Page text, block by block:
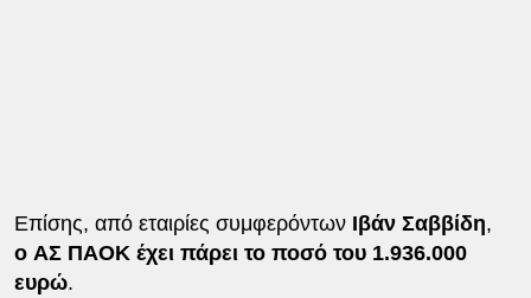
Επίσης, από εταιρίες συμφερόντων Ιβάν Σαββίδη,
ο ΑΣ ΠΑΟΚ έχει πάρει το ποσό του 1.936.000
ευρώ.